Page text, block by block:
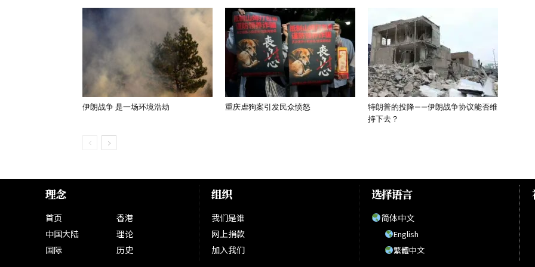
伊朗战争 是一场环境浩劫 重庆虐狗案引发民众愤怒
特朗普的投降——伊朗战争协议能否维
持下去？
理念
首页
中国大陆
国际
香港
理论
历史
组织
我们是谁
网上捐款
加入我们
选择语言
简体中文
English
繁體中文